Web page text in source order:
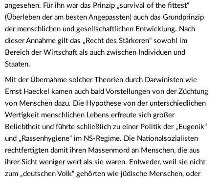
angesehen. Für ihn war das Prinzip „survival of the fittest“
(Überleben der am besten Angepassten) auch das Grundprinzip
der menschlichen und gesellschaftlichen Entwicklung. Nach
dieser Annahme gilt das „Recht des Stärkeren“ sowohl im
Bereich der Wirtschaft als auch zwischen Individuen und
Staaten.
Mit der Übernahme solcher Theorien durch Darwinisten wie
Ernst Haeckel kamen auch bald Vorstellungen von der Züchtung
von Menschen dazu. Die Hypothese von der unterschiedlichen
Wertigkeit menschlichen Lebens erfreute sich großer
Beliebtheit und führte schließlich zu einer Politik der „Eugenik“
und „Rassenhygiene“ im NS-Regime. Die Nationalsozialisten
rechtfertigten damit ihren Massenmord an Menschen, die aus
ihrer Sicht weniger wert als sie waren. Entweder, weil sie nicht
zum „deutschen Volk“ gehörten wie jüdische Menschen, oder